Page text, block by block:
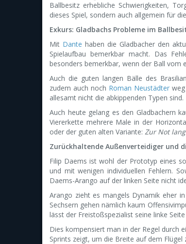
Ballbesitz erhebliche Schwierigkeiten,
dieses Spiel, sondern auch allgemein für
Exkurs: Gladbachs Probleme im
Mit Dante haben die Gladbacher den
Spielaufbau bemerkbar macht. Das
besonders bemerkbar, wenn der Ball vom
Auch die guten langen Bälle des
zudem auch noch Roman Neustädter
allesamt nicht die abkippenden Typen sind.
Auch heute gelang es den Gladbachern
Viererkette mehrere Male in der
oder der guten alten Variante: Zur Not
Zurückhaltende Außenverteidiger und
Filip Daems ist wohl der Prototyp eines
und mit wenigen individuellen Fehlern.
Daems-Arango auf der linken Seite nicht
Arango zieht es mangels Dynamik eher
Sechsern gehen nämlich kaum
lässt der Freistoßspezialist seine linke
Dies kompensiert man in der Regel durch
Sprints zeigt, um die Breite auf dem Flügel